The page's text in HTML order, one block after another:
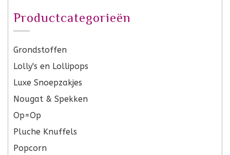
Productcategorieën
Grondstoffen
Lolly's en Lollipops
Luxe Snoepzakjes
Nougat & Spekken
Op=Op
Pluche Knuffels
Popcorn